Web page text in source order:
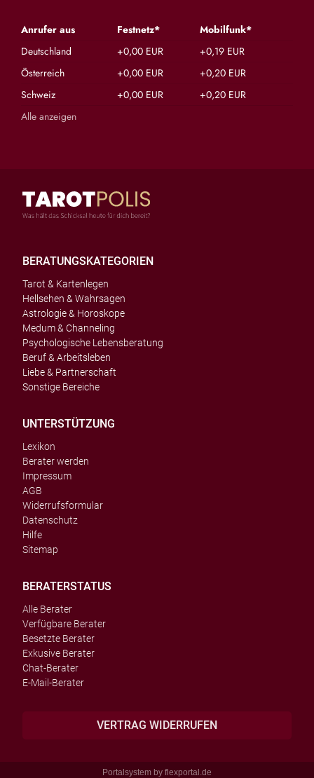
Anrufer aus Festnetz*
Mobilfunk*
Deutschland
+0,00 EUR
+0,19 EUR
Österreich
+0,00 EUR
+0,20 EUR
Schweiz
+0,00 EUR
+0,20 EUR
Alle anzeigen
BERATUNGSKATEGORIEN
Tarot & Kartenlegen
Hellsehen & Wahrsagen
Astrologie & Horoskope
Medum & Channeling
Psychologische Lebensberatung
Beruf & Arbeitsleben
Liebe & Partnerschaft
Sonstige Bereiche
UNTERSTÜTZUNG
Lexikon
Berater werden
Impressum
AGB
Widerrufsformular
Datenschutz
Hilfe
Sitemap
BERATERSTATUS
Alle Berater
Verfügbare Berater
Besetzte Berater
Exkusive Berater
Chat-Berater
E-Mail-Berater
VERTRAG WIDERRUFEN
Portalsystem by flexportal.de